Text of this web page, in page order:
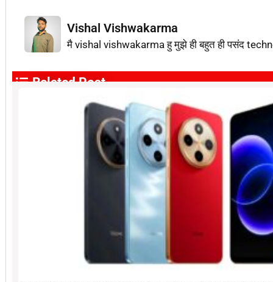
Vishal Vishwakarma
मै vishal vishwakarma हु मुझे ही बहुत ही पसंद
Related Post